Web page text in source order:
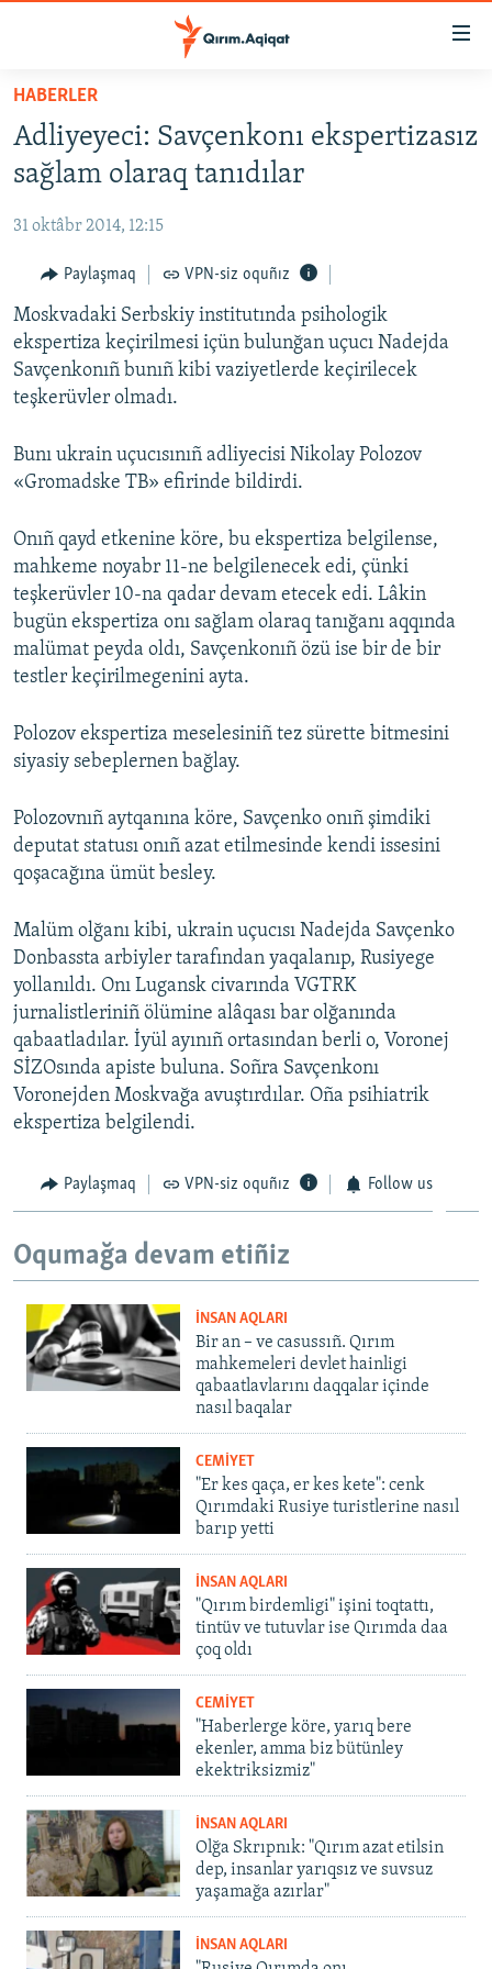
Esas
qaytmaq
Baş
navigatsiyağa
qaytmaq
qaytmaq
HABERLER
SİYASET
İQTİSADİYAT
CEMİYET
MEDENİYET
İNSAN AQLARI
VİDEO
SÜRET
FİKİR
Русский
Українською
QOŞULIÑIZ!
RFE/RS bütün saytları
HABERLER
Adliyeyeci: Savçenkonı ekspertizasız
sağlam olaraq tanıdılar
31 oktâbr 2014, 12:15
Paylaşmaq VPN-siz oquñız
Moskvadaki Serbskiy institutında psihologik
ekspertiza keçirilmesi içün bulunğan uçucı Nadejda
Savçenkonıñ bunıñ kibi vaziyetlerde keçirilecek
teşkerüvler olmadı.
Bunı ukrain uçucısınıñ adliyecisi Nikolay Polozov
«Gromadske TB» efirinde bildirdi.
Onıñ qayd etkenine köre, bu ekspertiza belgilense,
mahkeme noyabr 11-ne belgilenecek edi, çünki
teşkerüvler 10-na qadar devam etecek edi. Lâkin
bugün ekspertiza onı sağlam olaraq tanığanı aqqında
malümat peyda oldı, Savçenkonıñ özü ise bir de bir
testler keçirilmegenini ayta.
Polozov ekspertiza meselesiniñ tez sürette bitmesini
siyasiy sebeplernen bağlay.
Polozovnıñ aytqanına köre, Savçenko onıñ şimdiki
deputat statusı onıñ azat etilmesinde kendi issesini
qoşacağına ümüt besley.
Malüm olğanı kibi, ukrain uçucısı Nadejda Savçenko
Donbassta arbiyler tarafından yaqalanıp, Rusiyege
yollanıldı. Onı Lugansk civarında VGTRK
jurnalistleriniñ ölümine alâqası bar olğanında
qabaatladılar. İyül ayınıñ ortasından berli o, Voronej
SİZOsında apiste buluna. Soñra Savçenkonı
Voronejden Moskvağa avuştırdılar. Oña psihiatrik
ekspertiza belgilendi.
Paylaşmaq VPN-siz oquñız Follow us
Oqumağa devam etiñiz
İNSAN AQLARI
Bir an – ve casussıñ. Qırım
mahkemeleri devlet hainligi
qabaatlavlarını daqqalar içinde
nasıl baqalar
CEMİYET
"Er kes qaça, er kes kete": cenk
Qırımdaki Rusiye turistlerine nasıl
barıp yetti
İNSAN AQLARI
"Qırım birdemligi" işini toqtattı,
tintüv ve tutuvlar ise Qırımda daa
çoq oldı
CEMİYET
"Haberlerge köre, yarıq bere
ekenler, amma biz bütünley
ekektriksizmiz"
İNSAN AQLARI
Olğa Skrıpnık: "Qırım azat etilsin
dep, insanlar yarıqsız ve suvsuz
yaşamağa azırlar"
İNSAN AQLARI